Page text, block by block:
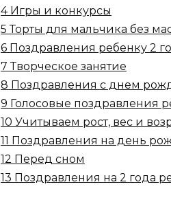
4 Игры и конкурсы
5 Торты для мальчика без
6 Поздравления ребенку 2
7 Творческое занятие
8 Поздравления с днем
9 Голосовые поздравления
10 Учитываем рост, вес и
11 Поздравления на день
12 Перед сном
13 Поздравления на 2 года